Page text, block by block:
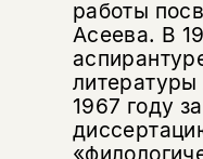
работы
Асеева. В
1967 году
нет,